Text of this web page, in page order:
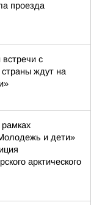
проезда
с
ждут на
и дети»
арктического